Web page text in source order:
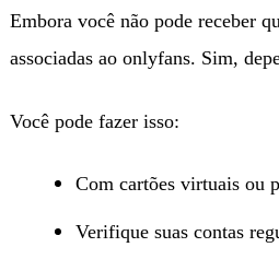
Embora você não pode receber
associadas ao onlyfans. Sim,
Você pode fazer isso:
Com cartões virtuais ou
Verifique suas contas